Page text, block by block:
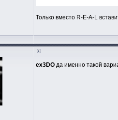
Только вместо R-E-A-L
ex3DO да именно такой